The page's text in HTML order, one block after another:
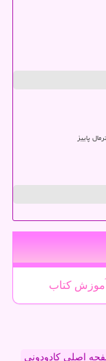
پاییز
آموزش كتاب
اصلی کادودونی